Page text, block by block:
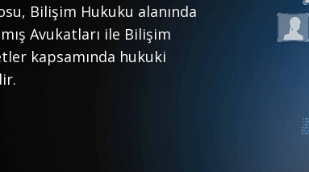
Bilişim Hukuku alanında
Avukatları ile Bilişim
kapsamında hukuki